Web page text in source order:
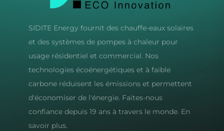
SIDITE Energy fournit des chauffe-eaux solaires
et des systèmes de pompes à chaleur pour
usage résidentiel et commercial. Nos
technologies écoénergétiques et à faible
carbone réduisent les émissions et permettent
d'économiser de l'énergie. Faites-nous
confiance depuis 19 ans à travers le monde. En
savoir plus.